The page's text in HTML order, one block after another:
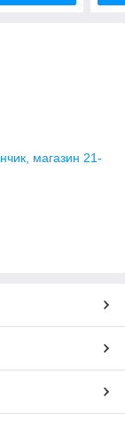
магазин 21-